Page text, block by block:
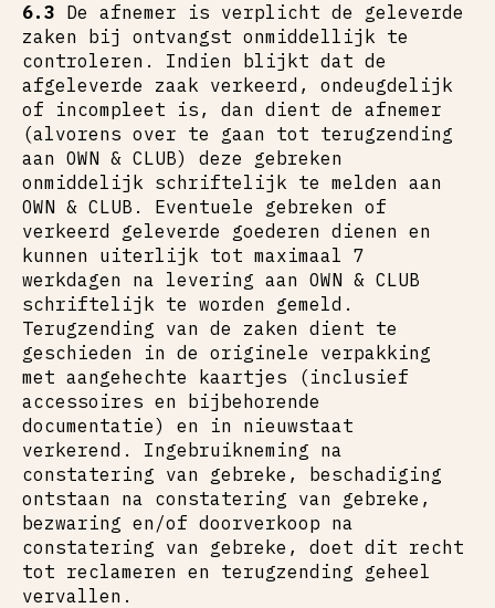
6.3 De afnemer is verplicht de geleverde
zaken bij ontvangst onmiddellijk te
controleren. Indien blijkt dat de
afgeleverde zaak verkeerd, ondeugdelijk
of incompleet is, dan dient de afnemer
(alvorens over te gaan tot terugzending
aan OWN & CLUB) deze gebreken
onmiddelijk schriftelijk te melden aan
OWN & CLUB. Eventuele gebreken of
verkeerd geleverde goederen dienen en
kunnen uiterlijk tot maximaal 7
werkdagen na levering aan OWN & CLUB
schriftelijk te worden gemeld.
Terugzending van de zaken dient te
geschieden in de originele verpakking
met aangehechte kaartjes (inclusief
accessoires en bijbehorende
documentatie) en in nieuwstaat
verkerend. Ingebruikneming na
constatering van gebreke, beschadiging
ontstaan na constatering van gebreke,
bezwaring en/of doorverkoop na
constatering van gebreke, doet dit recht
tot reclameren en terugzending geheel
vervallen.